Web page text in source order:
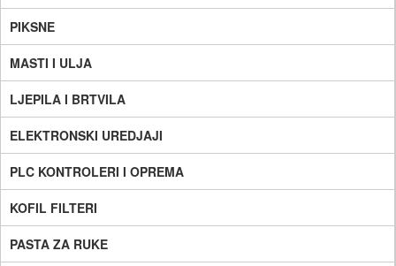
PIKSNE
MASTI I ULJA
LJEPILA I BRTVILA
ELEKTRONSKI UREDJAJI
PLC KONTROLERI I OPREMA
KOFIL FILTERI
PASTA ZA RUKE